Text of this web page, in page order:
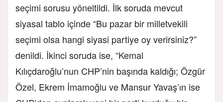
seçimi sorusu yöneltildi. İlk soruda mevcut
siyasal tablo içinde “Bu pazar bir milletvekili
seçimi olsa hangi siyasi partiye oy verirsiniz?”
denildi. İkinci soruda ise, “Kemal
Kılıçdaroğlu’nun CHP’nin başında kaldığı; Özgür
Özel, Ekrem İmamoğlu ve Mansur Yavaş’ın ise